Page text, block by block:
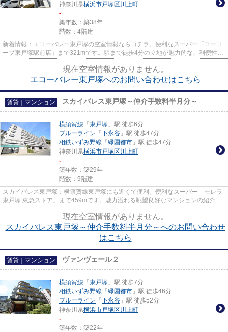
神奈川県横浜市戸塚区 川上町
-
築年数：築38年
階数：4階建
新着情報：エコーバレー東戸塚の空室情報ならコチラ。便利なスーパー「ユーコ
ープ東戸塚駅前店」まで321mです。駅まで徒歩4分の立地が魅力的な、利便性の
現在空室情報がありません。
エコーバレー東戸塚へのお問い合わせはこちら
賃貸｜マンション スカイパレス東戸塚～仲介手数料半月分～
横須賀線 「 東戸塚 」駅 徒歩6分
ブルーライン 「 下永谷 」駅 徒歩47分
相鉄いずみ野線 「 緑園都市 」駅 徒歩47分
神奈川県横浜市戸塚区 川上町
-
築年数：築29年
階数：9階建
スカイパレス東戸塚：横須賀線東戸塚にも近くて便利。便利なスーパー「モレラ
東戸塚 東急ストア」まで459mです。魅力溢れる眺望良好なマンションの紹介は
現在空室情報がありません。
スカイパレス東戸塚～仲介手数料半月分～へのお問い合わせ
はこちら
賃貸｜マンション ヴァンヴェール２
横須賀線 「 東戸塚 」駅 徒歩7分
相鉄いずみ野線 「 緑園都市 」駅 徒歩46分
ブルーライン 「 下永谷 」駅 徒歩52分
神奈川県横浜市戸塚区 川上町
-
築年数：築22年